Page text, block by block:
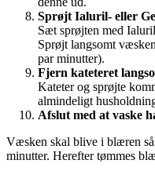
Sprøjt Ialuril- eller
Sæt sprøjten med
Sprøjt langsomt
par minutter).
Fjern kateteret
Kateter og sprøjte
almindeligt
Afslut med at vaske
Væsken skal blive i blæren
minutter. Herefter tømmes